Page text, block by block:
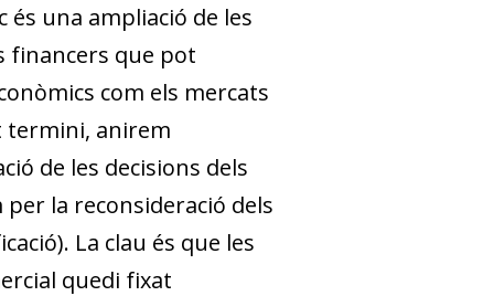
és una am­­pliació de les
financers que pot
com els mercats
termini, anirem
de les decisions dels
la reconsideració dels
La clau és que les
quedi fixat